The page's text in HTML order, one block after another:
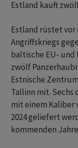
Estland kauft
Estland rüstet vor
Angriffskriegs
baltische EU-
zwölf
Estnische
Tallinn mit. Sechs
mit einem Kaliber
2024 geliefert
kommenden